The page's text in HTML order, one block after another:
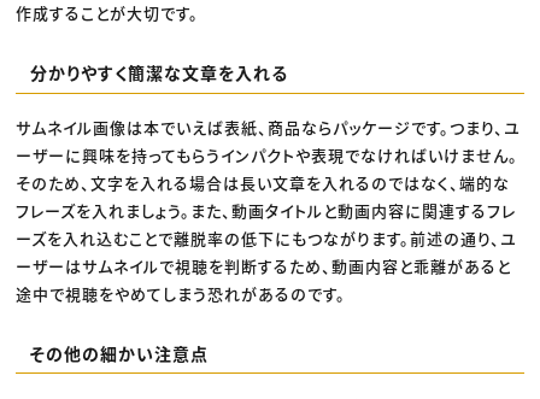
作成することが大切です。
分かりやすく簡潔な文章を入れる
サムネイル画像は本でいえば表紙、商品ならパッケージです。つまり、ユ
ーザーに興味を持ってもらうインパクトや表現でなければいけません。
そのため、文字を入れる場合は長い文章を入れるのではなく、端的な
フレーズを入れましょう。また、動画タイトルと動画内容に関連するフレ
ーズを入れ込むことで離脱率の低下にもつながります。前述の通り、ユ
ーザーはサムネイルで視聴を判断するため、動画内容と乖離があると
途中で視聴をやめてしまう恐れがあるのです。
その他の細かい注意点